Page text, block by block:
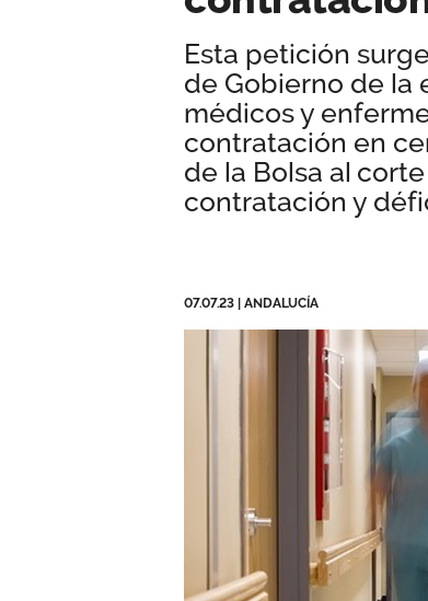
Esta petición
de Gobierno de la
médicos y
contratación en
de la Bolsa al
contratación y
07.07.23 ANDALUCÍA